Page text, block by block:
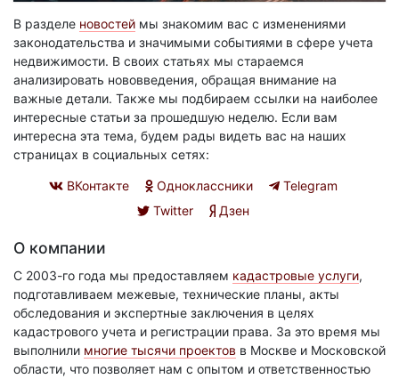
В разделе новостей мы знакомим вас с изменениями
законодательства и значимыми событиями в сфере учета
недвижимости. В своих статьях мы стараемся
анализировать нововведения, обращая внимание на
важные детали. Также мы подбираем ссылки на наиболее
интересные статьи за прошедшую неделю. Если вам
интересна эта тема, будем рады видеть вас на наших
страницах в социальных сетях:
ВКонтакте Одноклассники
Telegram
Twitter
Дзен
О компании
С 2003-го года мы предоставляем кадастровые услуги,
подготавливаем межевые, технические планы, акты
обследования и экспертные заключения в целях
кадастрового учета и регистрации права. За это время мы
выполнили многие тысячи проектов в Москве и Московской
области, что позволяет нам с опытом и ответственностью